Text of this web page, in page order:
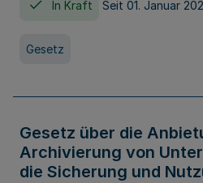
In Kraft Seit 01. Januar
Gesetz
Gesetz über die
Archivierung von
die Sicherung und